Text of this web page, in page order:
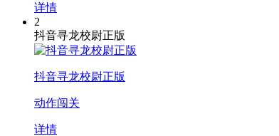
详情
2
抖音寻龙校尉正版
抖音寻龙校尉正版
动作闯关
详情